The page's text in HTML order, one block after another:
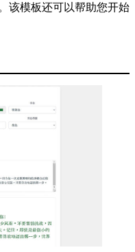
该模板还可以帮助您开始